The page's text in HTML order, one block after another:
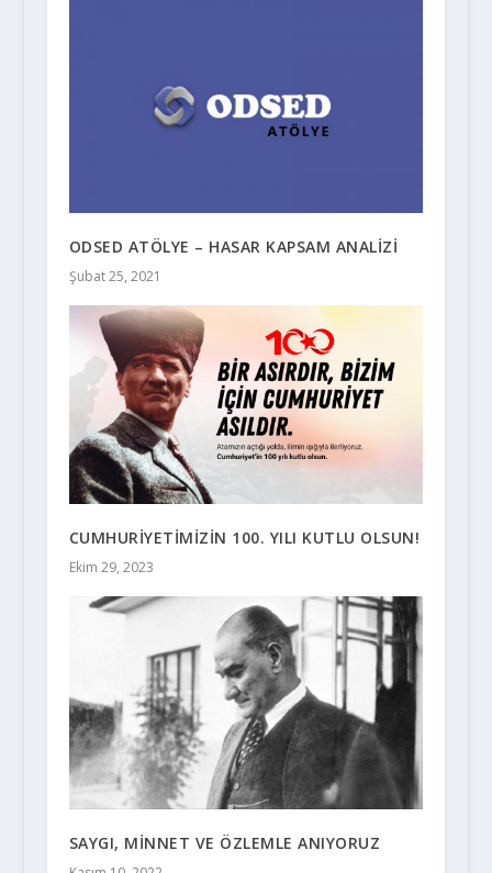
ODSED ATÖLYE – HASAR KAPSAM ANALİZİ
Şubat 25, 2021
CUMHURİYETİMİZİN 100. YILI KUTLU OLSUN!
Ekim 29, 2023
SAYGI, MİNNET VE ÖZLEMLE ANIYORUZ